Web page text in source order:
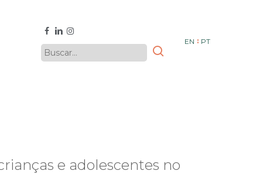
facebook
linkedin
instagram
EN PT
e adolescentes no